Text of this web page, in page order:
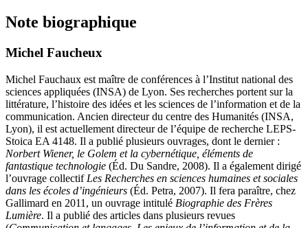
Note biographique
Michel Faucheux
Michel Fauchaux est maître de conférences à l’Institut national des
sciences appliquées (INSA) de Lyon. Ses recherches portent sur la
littérature, l’histoire des idées et les sciences de l’information et de la
communication. Ancien directeur du centre des Humanités (INSA,
Lyon), il est actuellement directeur de l’équipe de recherche LEPS-
Stoica EA 4148. Il a publié plusieurs ouvrages, dont le dernier :
Norbert Wiener, le Golem et la cybernétique, éléments de
fantastique technologie (Éd. Du Sandre, 2008). Il a également dirigé
l’ouvrage collectif Les Recherches en sciences humaines et sociales
dans les écoles d’ingénieurs (Éd. Petra, 2007). Il fera paraître, chez
Gallimard en 2011, un ouvrage intitulé Biographie des Frères
Lumière. Il a publié des articles dans plusieurs revues